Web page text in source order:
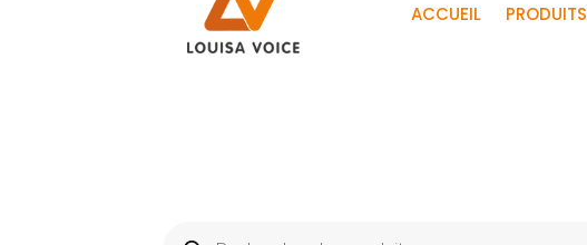
ACCUEIL PRODUITS